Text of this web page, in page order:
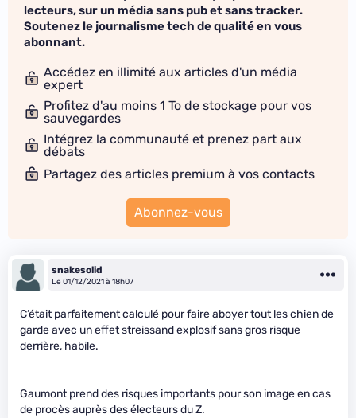
lecteurs, sur un média sans pub et sans tracker.
Soutenez le journalisme tech de qualité en vous
abonnant.
Accédez en illimité aux articles d'un média
expert
Profitez d'au moins 1 To de stockage pour vos
sauvegardes
Intégrez la communauté et prenez part aux
débats
Partagez des articles premium à vos contacts
Abonnez-vous
snakesolid
Le 01/12/2021 à 18h07
C’était parfaitement calculé pour faire aboyer tout les chien de
garde avec un effet streissand explosif sans gros risque
derrière, habile.
Gaumont prend des risques importants pour son image en cas
de procès auprès des électeurs du Z.